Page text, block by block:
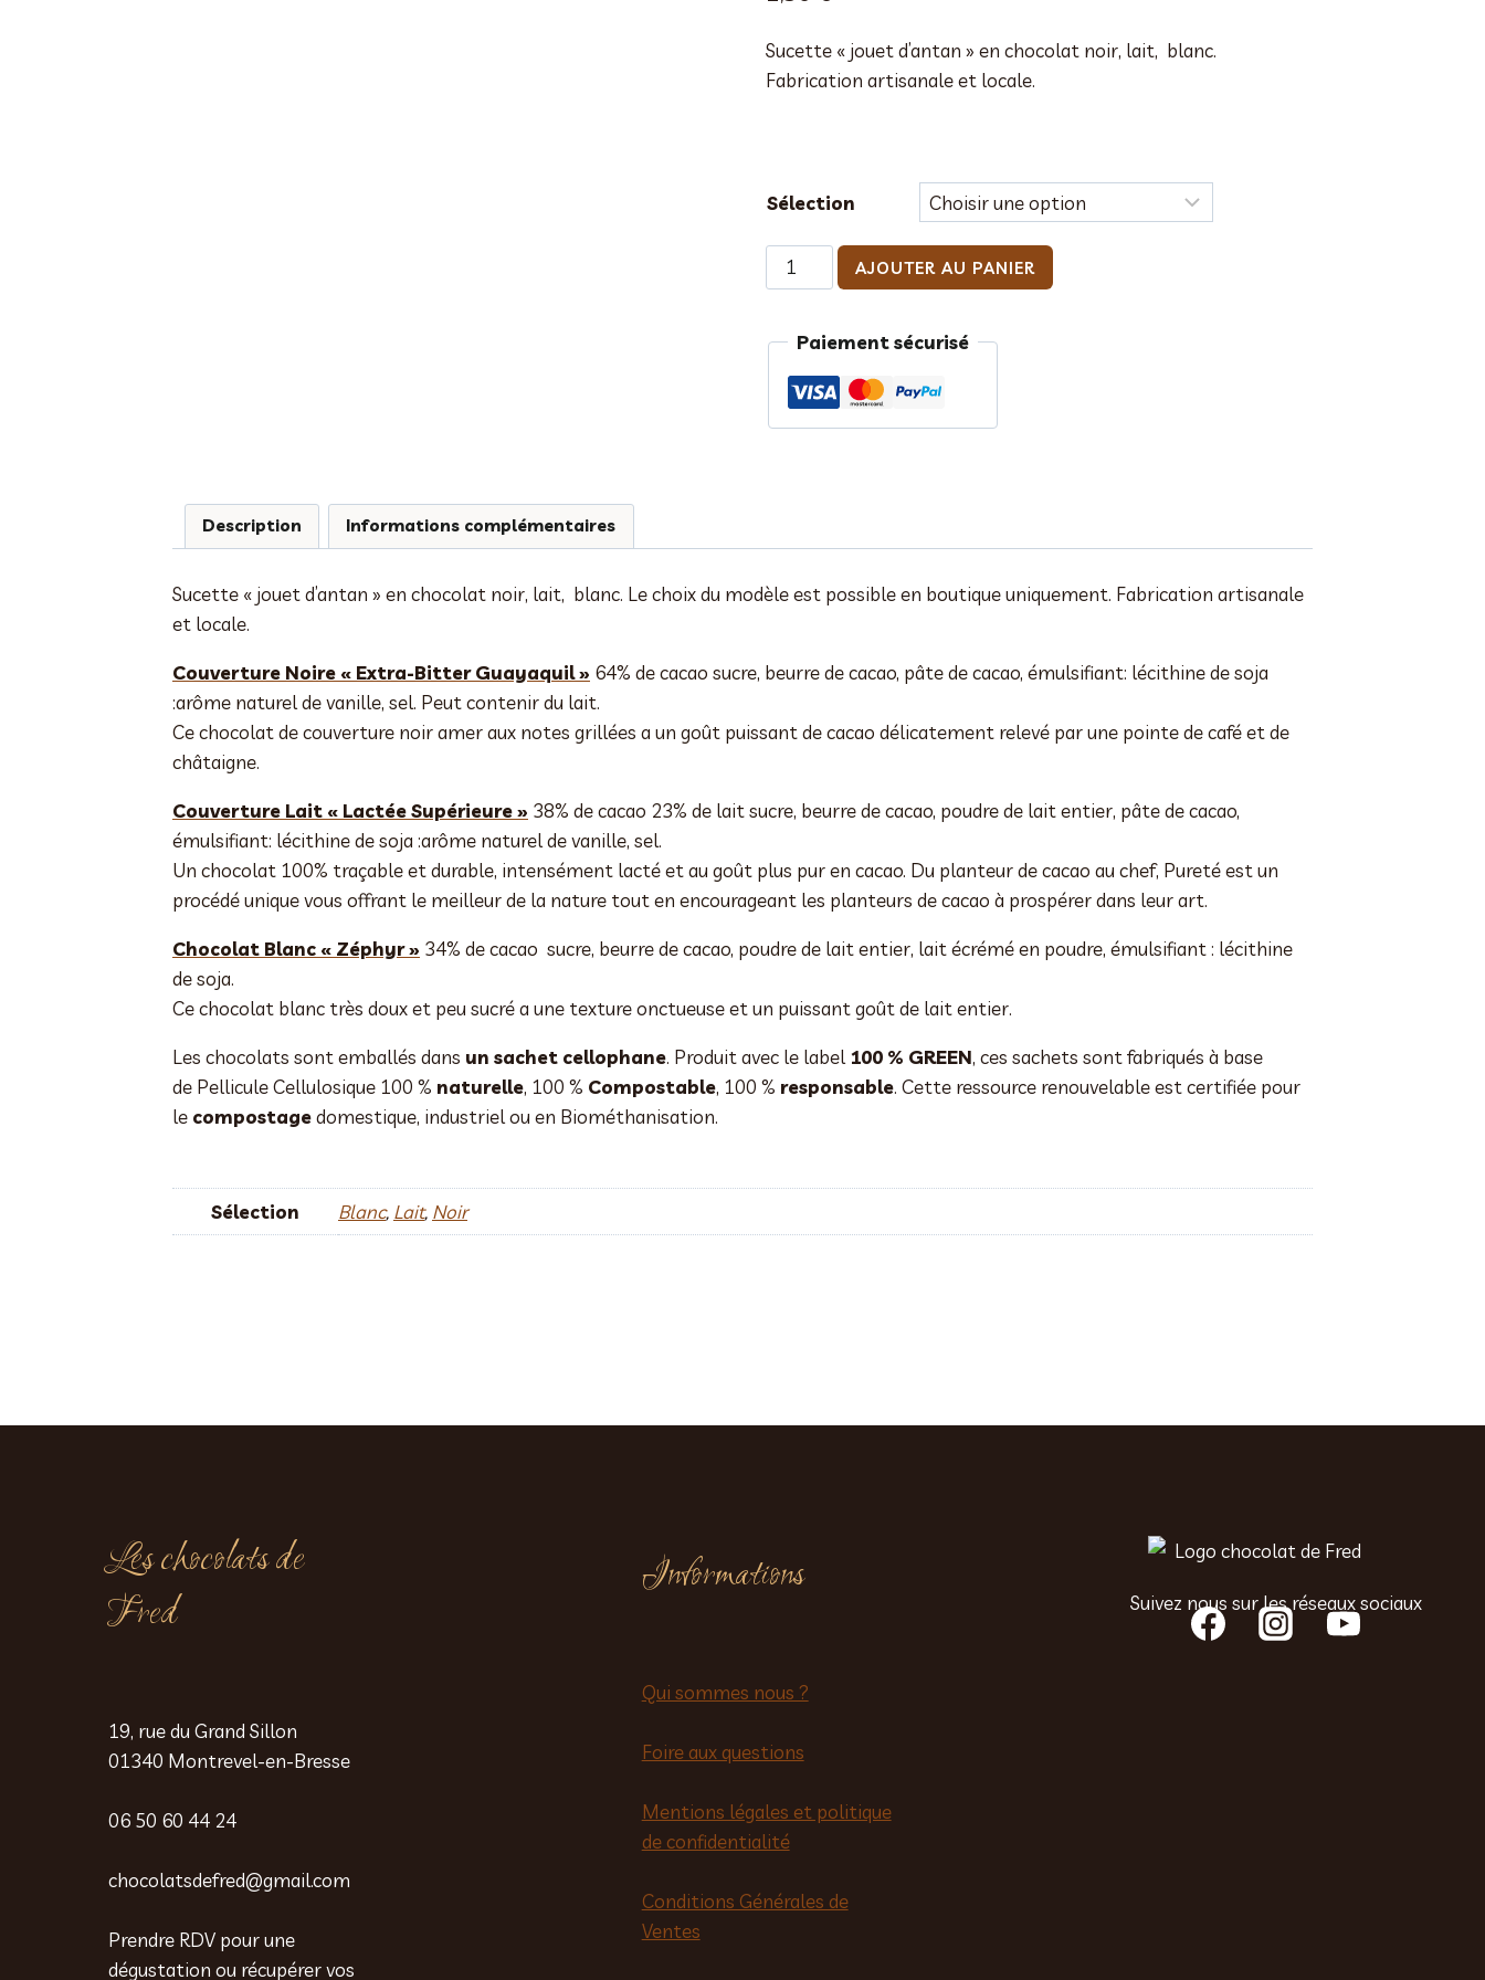
Sucette « jouet d’antan » en chocolat noir, lait, blanc.
Fabrication artisanale et locale.
Sélection
quantité
de
chocolat
jouet
d'antan
AJOUTER AU PANIER
Paiement sécurisé
Description Informations complémentaires
Sucette « jouet d’antan » en chocolat noir, lait, blanc. Le choix du modèle est possible en boutique uniquement. Fabrication artisanale
et locale.
Couverture Noire « Extra-Bitter Guayaquil » 64% de cacao sucre, beurre de cacao, pâte de cacao, émulsifiant: lécithine de soja
:arôme naturel de vanille, sel. Peut contenir du lait.
Ce chocolat de couverture noir amer aux notes grillées a un goût puissant de cacao délicatement relevé par une pointe de café et de
châtaigne.
Couverture Lait « Lactée Supérieure » 38% de cacao 23% de lait sucre, beurre de cacao, poudre de lait entier, pâte de cacao,
émulsifiant: lécithine de soja :arôme naturel de vanille, sel.
Un chocolat 100% traçable et durable, intensément lacté et au goût plus pur en cacao. Du planteur de cacao au chef, Pureté est un
procédé unique vous offrant le meilleur de la nature tout en encourageant les planteurs de cacao à prospérer dans leur art.
Chocolat Blanc « Zéphyr » 34% de cacao sucre, beurre de cacao, poudre de lait entier, lait écrémé en poudre, émulsifiant : lécithine
de soja.
Ce chocolat blanc très doux et peu sucré a une texture onctueuse et un puissant goût de lait entier.
Les chocolats sont emballés dans un sachet cellophane. Produit avec le label 100 % GREEN, ces sachets sont fabriqués à base
de Pellicule Cellulosique 100 % naturelle, 100 % Compostable, 100 % responsable. Cette ressource renouvelable est certifiée pour
le compostagedomestique, industriel ou en Biométhanisation.
Sélection Blanc, Lait, Noir
Les chocolats de
Fred
19, rue du Grand Sillon
01340 Montrevel-en-Bresse
06 50 60 44 24
chocolatsdefred@gmail.com
Prendre RDV pour une
dégustation ou récupérer vos
Informations
Qui sommes nous ?
Foire aux questions
Mentions légales et politique
de confidentialité
Conditions Générales de
Ventes
Suivez nous sur les réseaux sociaux